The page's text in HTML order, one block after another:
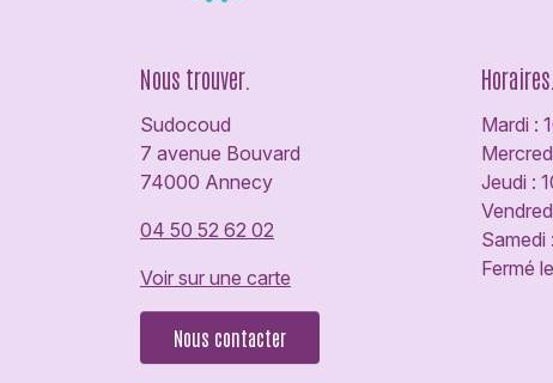
Nous trouver.
Sudocoud
7 avenue Bouvard
74000 Annecy
04 50 52 62 02
Voir sur une carte
Nous contacter
Horaires.
Mardi :
Jeudi :
Samedi
Fermé